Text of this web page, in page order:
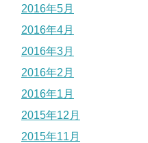
2016年5月
2016年4月
2016年3月
2016年2月
2016年1月
2015年12月
2015年11月